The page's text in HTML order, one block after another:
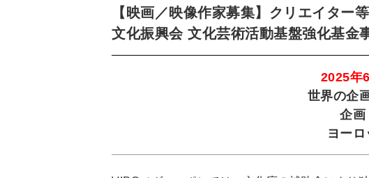
【映画／映像作家募集】クリエイター
文化振興会 文化芸術活動基盤強化基金
2025年
世界の企
企画
ヨー